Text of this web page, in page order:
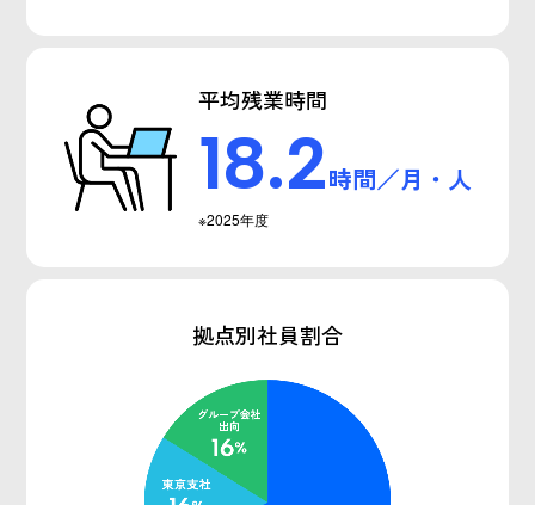
平均残業時間
18.2時間／月・人
※2025年度
拠点別社員割合